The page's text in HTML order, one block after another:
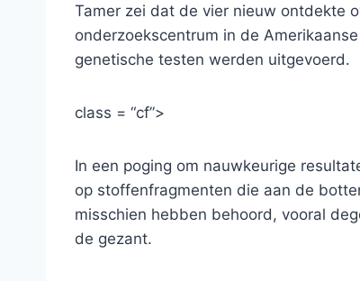
Tamer zei dat de vier nieuw ontdekte
onderzoekscentrum in de
genetische testen werden uitgevoerd.
class = “cf”>
In een poging om nauwkeurige
op stoffenfragmenten die aan de
misschien hebben behoord, vooral
de gezant.